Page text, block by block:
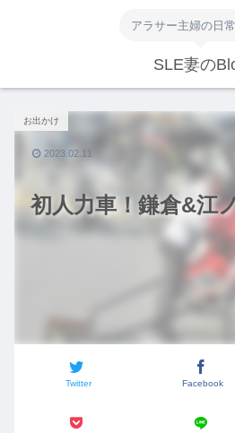
アラサー主婦の日
SLE妻の
初人力車！鎌倉&江
お出かけ
Twitter Facebook
2023.02.11